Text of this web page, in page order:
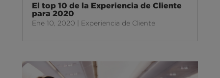
El top 10 de la Experiencia de Cliente
para 2020
Ene 10, 2020 Experiencia de Cliente